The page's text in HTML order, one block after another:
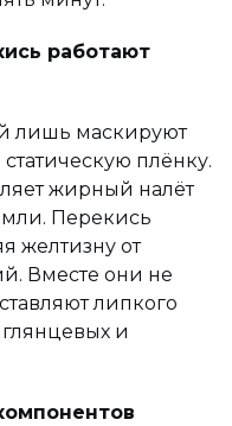
работают
лишь маскируют
статическую плёнку.
жирный налёт
Перекись
желтизну от
Вместе они не
липкого
и